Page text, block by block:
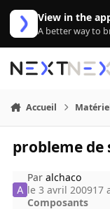
Aller au contenu
View in the
A better way to
Accueil
probleme de
Paralchaco
le 3 avril 200917
Composants